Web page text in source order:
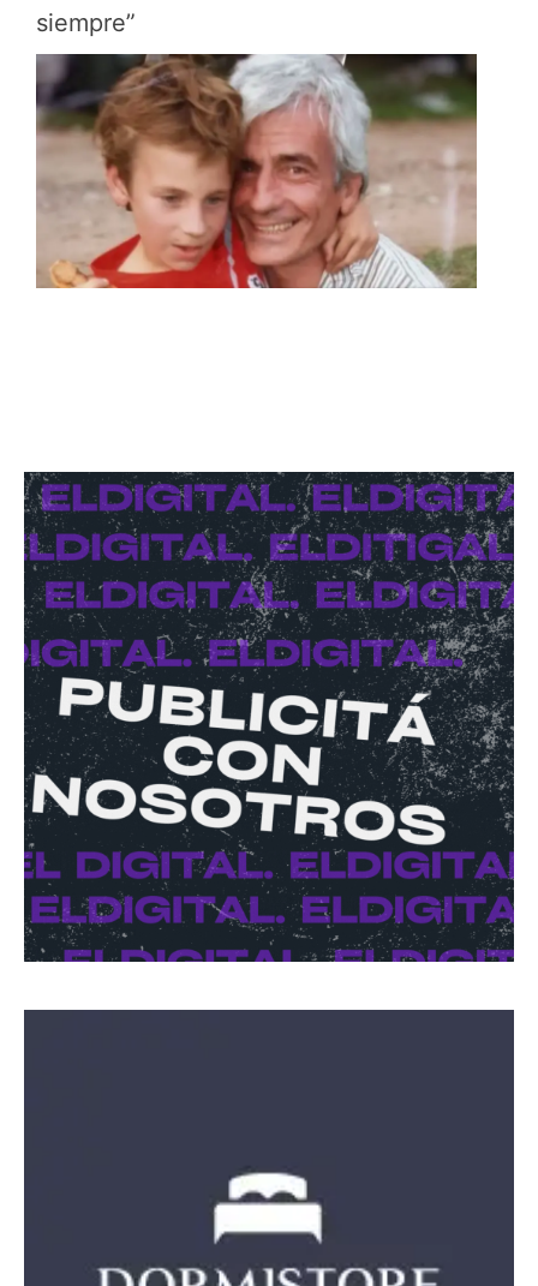
siempre”